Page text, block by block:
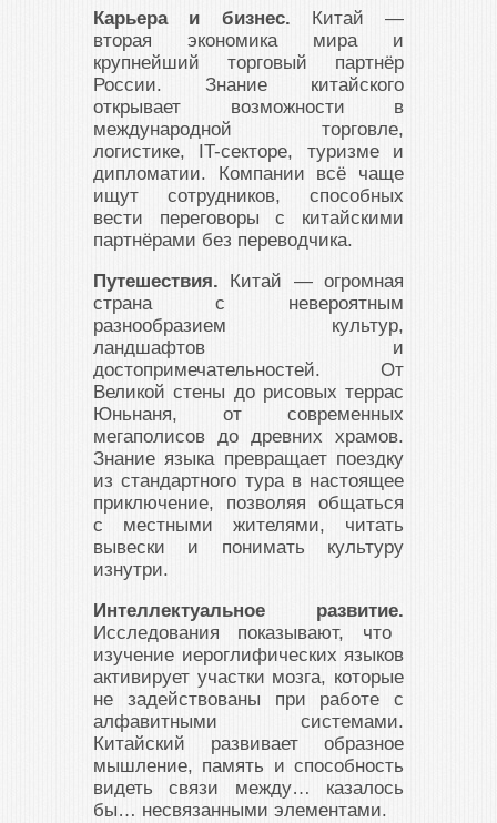
Карьера и бизнес. Китай —
вторая экономика мира и
крупнейший торговый партнёр
России. Знание китайского
открывает возможности в
международной торговле,
логистике, IT-секторе, туризме и
дипломатии. Компании всё чаще
ищут сотрудников, способных
вести переговоры с китайскими
партнёрами без переводчика.
Путешествия. Китай — огромная
страна с невероятным
разнообразием культур,
ландшафтов и
достопримечательностей. От
Великой стены до рисовых террас
Юньнаня, от современных
мегаполисов до древних храмов.
Знание языка превращает поездку
из стандартного тура в настоящее
приключение, позволяя общаться
с местными жителями, читать
вывески и понимать культуру
изнутри.
Интеллектуальное развитие.
Исследования показывают, что
изучение иероглифических языков
активирует участки мозга, которые
не задействованы при работе с
алфавитными системами.
Китайский развивает образное
мышление, память и способность
видеть связи между… казалось
бы… несвязанными элементами.